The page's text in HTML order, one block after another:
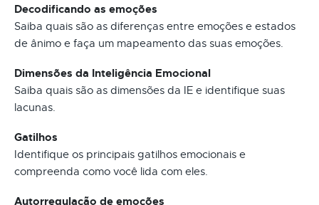
Decodificando as emoções
Saiba quais são as diferenças entre emoções e estados
de ânimo e faça um mapeamento das suas emoções.
Dimensões da Inteligência Emocional
Saiba quais são as dimensões da IE e identifique suas
lacunas.
Gatilhos
Identifique os principais gatilhos emocionais e
compreenda como você lida com eles.
Autorregulação de emoções